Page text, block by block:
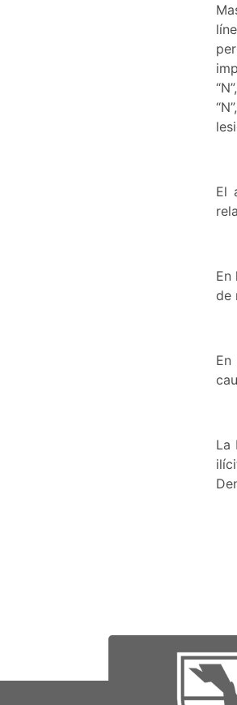
El
En
de
La